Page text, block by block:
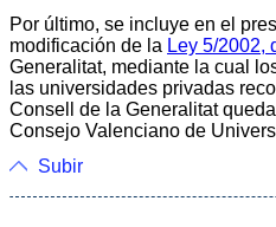
Por último, se incluye en el
modificación de la Ley 5/2002,
Generalitat, mediante la cual
las universidades privadas
Consell de la Generalitat
Consejo Valenciano de
Subir